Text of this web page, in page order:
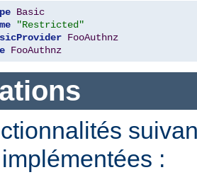
Basic
"Restricted"
FooAuthnz
FooAuthnz
: